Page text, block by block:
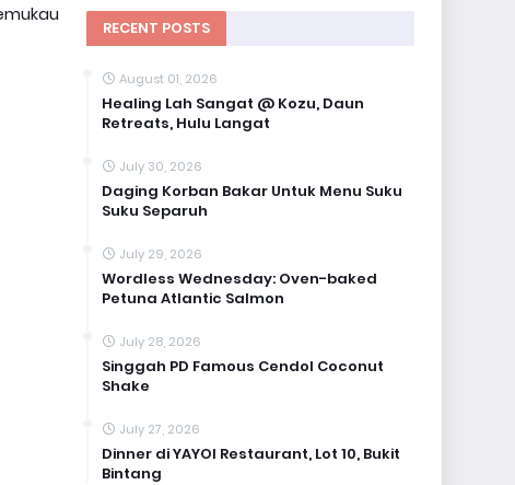
RECENT POSTS
August 01, 2026
Healing Lah Sangat @ Kozu, Daun
Retreats, Hulu Langat
July 30, 2026
Daging Korban Bakar Untuk Menu Suku
Suku Separuh
July 29, 2026
Wordless Wednesday: Oven-baked
Petuna Atlantic Salmon
July 28, 2026
Singgah PD Famous Cendol Coconut
Shake
July 27, 2026
Dinner di YAYOI Restaurant, Lot 10, Bukit
Bintang